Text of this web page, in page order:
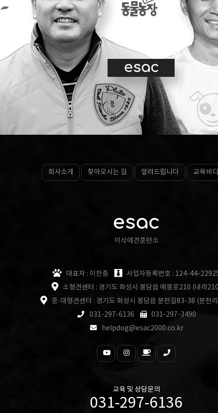
회사소개 찾아오시는 길 알려드립니다 교육비
esac
이삭애견훈련소
대표자 : 이찬종
사업자등록번호 : 124-44-
소형견센터 : 경기도 화성시 봉담읍 매봉로210 (내리
중·대형견센터 : 경기도 화성시 봉담읍 분천길83-38 (분천
031-297-6136
031-297-3490
helpdog@esac2000.co.kr
교육 및 상담문의
031-297-6136